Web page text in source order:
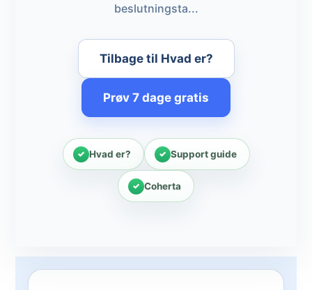
beslutningsta...
Tilbage til Hvad er?
Prøv 7 dage gratis
Hvad er? Support guide
Coherta